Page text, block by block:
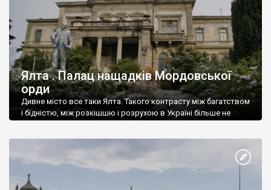
Ялта . Палац нащадків Мордовської
орди
Дивне місто все таки Ялта. Такого контрасту між багатством
і бідністю, між розкішшю і розрухою в Україні більше не